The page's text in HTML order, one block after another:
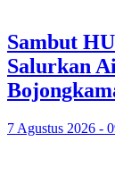
Sambut
Salurkan
7 Agustus 2026 -